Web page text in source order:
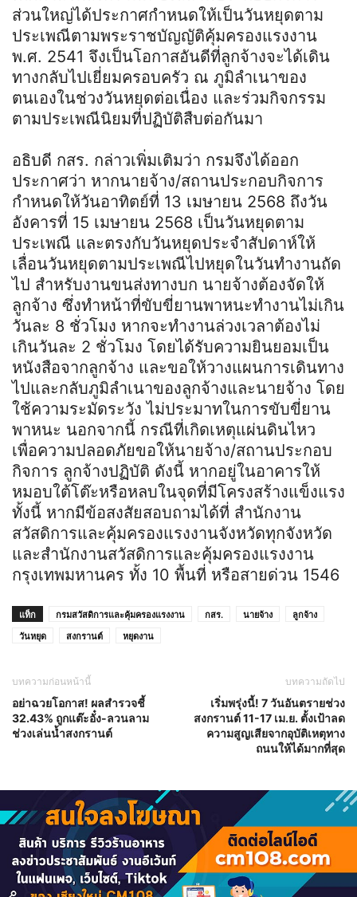
ส่วนใหญ่ได้ประกาศกำหนดให้เป็นวันหยุดตาม
ประเพณีตามพระราชบัญญัติคุ้มครองแรงงาน
พ.ศ. 2541 จึงเป็นโอกาสอันดีที่ลูกจ้างจะได้เดิน
ทางกลับไปเยี่ยมครอบครัว ณ ภูมิลำเนาของ
ตนเองในช่วงวันหยุดต่อเนื่อง และร่วมกิจกรรม
ตามประเพณีนิยมที่ปฏิบัติสืบต่อกันมา
อธิบดี กสร. กล่าวเพิ่มเติมว่า กรมจึงได้ออก
ประกาศว่า หากนายจ้าง/สถานประกอบกิจการ
กำหนดให้วันอาทิตย์ที่ 13 เมษายน 2568 ถึงวัน
อังคารที่ 15 เมษายน 2568 เป็นวันหยุดตาม
ประเพณี และตรงกับวันหยุดประจำสัปดาห์ให้
เลื่อนวันหยุดตามประเพณีไปหยุดในวันทำงานถัด
ไป สำหรับงานขนส่งทางบก นายจ้างต้องจัดให้
ลูกจ้าง ซึ่งทำหน้าที่ขับขี่ยานพาหนะทำงานไม่เกิน
วันละ 8 ชั่วโมง หากจะทำงานล่วงเวลาต้องไม่
เกินวันละ 2 ชั่วโมง โดยได้รับความยินยอมเป็น
หนังสือจากลูกจ้าง และขอให้วางแผนการเดินทาง
ไปและกลับภูมิลำเนาของลูกจ้างและนายจ้าง โดย
ใช้ความระมัดระวัง ไม่ประมาทในการขับขี่ยาน
พาหนะ นอกจากนี้ กรณีที่เกิดเหตุแผ่นดินไหว
เพื่อความปลอดภัยขอให้นายจ้าง/สถานประกอบ
กิจการ ลูกจ้างปฏิบัติ ดังนี้ หากอยู่ในอาคารให้
หมอบใต้โต๊ะหรือหลบในจุดที่มีโครงสร้างแข็งแรง
ทั้งนี้ หากมีข้อสงสัยสอบถามได้ที่ สำนักงาน
สวัสดิการและคุ้มครองแรงงานจังหวัดทุกจังหวัด
และสำนักงานสวัสดิการและคุ้มครองแรงงาน
กรุงเทพมหานคร ทั้ง 10 พื้นที่ หรือสายด่วน 1546
แท็ก กรมสวัสดิการและคุ้มครองแรงงาน กสร. นายจ้าง
ลูกจ้าง
วันหยุด
สงกรานต์ หยุดงาน
บทความก่อนหน้านี้
อย่าฉวยโอกาส! ผลสำรวจชี้
32.43% ถูกแต๊ะอั๋ง-ลวนลาม
ช่วงเล่นน้ำสงกรานต์
บทความถัดไป
เริ่มพรุ่งนี้! 7 วันอันตรายช่วง
สงกรานต์ 11-17 เม.ย. ตั้งเป้าลด
ความสูญเสียจากอุบัติเหตุทาง
ถนนให้ได้มากที่สุด